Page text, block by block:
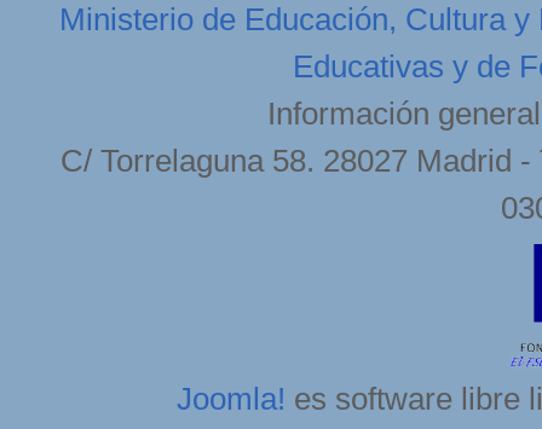
Ministerio de Educación, Cultura y
Educativas y de
Información
C/ Torrelaguna 58. 28027 Madrid
Joomla! es software libre